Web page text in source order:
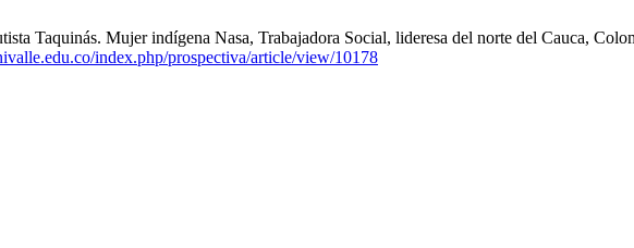
Taquinás. Mujer indígena Nasa, Trabajadora Social, lideresa del norte del Cauca,
index.php/prospectiva/article/view/10178